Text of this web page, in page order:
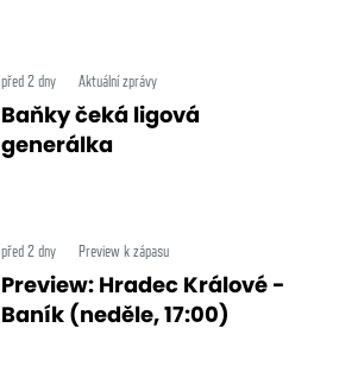
před 2 dny Aktuální zprávy
Baňky čeká ligová
generálka
před 2 dny Preview k zápasu
Preview: Hradec Králové -
Baník (neděle, 17:00)